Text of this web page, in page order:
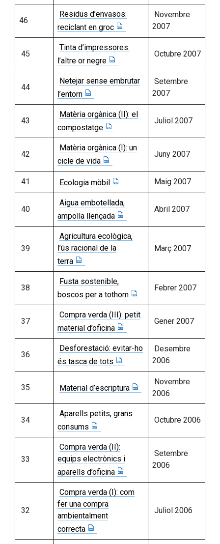
46
Residus d’envasos:
reciclant en groc
Novembre
2007
45
Tinta d’impressores:
l’altre or negre
Octubre 2007
44
Netejar sense embrutar
l’entorn
Setembre
2007
43
Matèria orgànica (II): el
compostatge
Juliol 2007
42
Matèria orgànica (I): un
cicle de vida
Juny 2007
41 Ecologia mòbil Maig 2007
40
Aigua embotellada,
ampolla llençada
Abril 2007
39
Agricultura ecològica,
l’ús racional de la
terra
Març 2007
38
Fusta sostenible,
boscos per a tothom
Febrer 2007
37
Compra verda (III): petit
material d’oficina
Gener 2007
36
Desforestació: evitar-ho
és tasca de tots
Desembre
2006
35 Material d’escriptura
Novembre
2006
34
Aparells petits, grans
consums
Octubre 2006
33
Compra verda (II):
equips electrònics i
aparells d’oficina
Setembre
2006
32
Compra verda (I): com
fer una compra
ambientalment
correcta
Juliol 2006